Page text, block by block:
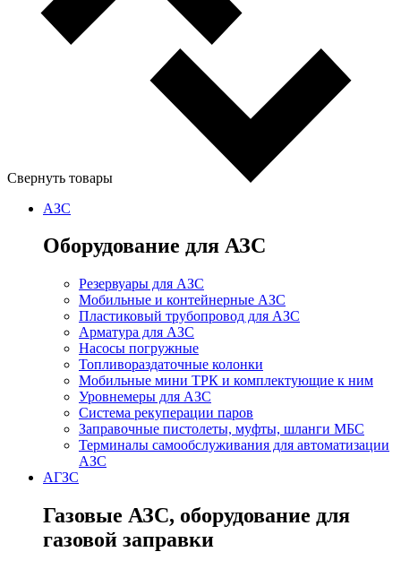
Свернуть товары
АЗС
Оборудование для АЗС
Резервуары для АЗС
Мобильные и контейнерные АЗС
Пластиковый трубопровод для АЗС
Арматура для АЗС
Насосы погружные
Топливораздаточные колонки
Мобильные мини ТРК и комплектующие к ним
Уровнемеры для АЗС
Система рекуперации паров
Заправочные пистолеты, муфты, шланги МБС
Терминалы самообслуживания для автоматизации
АЗС
АГЗС
Газовые АЗС, оборудование для
газовой заправки